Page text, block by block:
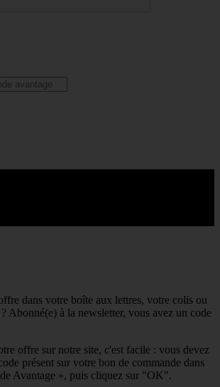
dans votre boîte aux lettres, votre colis ou
Abonné(e) à la newsletter, vous avez un code
offre sur notre site, c'est facile : vous devez
présent sur votre bon de commande dans
Avantage », puis cliquez sur "OK".